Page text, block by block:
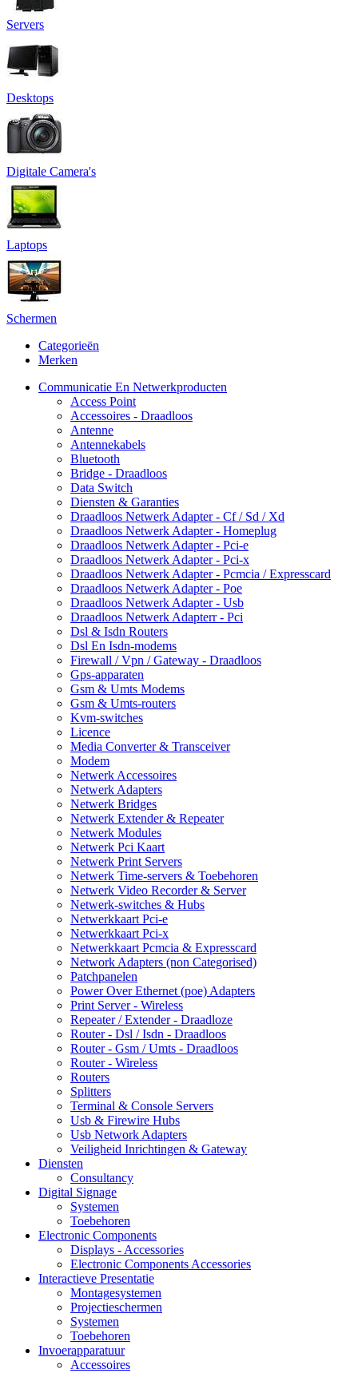
Servers
Desktops
Digitale Camera's
Laptops
Schermen
Categorieën
Merken
Communicatie En Netwerkproducten
Access Point
Accessoires - Draadloos
Antenne
Antennekabels
Bluetooth
Bridge - Draadloos
Data Switch
Diensten & Garanties
Draadloos Netwerk Adapter - Cf / Sd / Xd
Draadloos Netwerk Adapter - Homeplug
Draadloos Netwerk Adapter - Pci-e
Draadloos Netwerk Adapter - Pci-x
Draadloos Netwerk Adapter - Pcmcia / Expresscard
Draadloos Netwerk Adapter - Poe
Draadloos Netwerk Adapter - Usb
Draadloos Netwerk Adapterr - Pci
Dsl & Isdn Routers
Dsl En Isdn-modems
Firewall / Vpn / Gateway - Draadloos
Gps-apparaten
Gsm & Umts Modems
Gsm & Umts-routers
Kvm-switches
Licence
Media Converter & Transceiver
Modem
Netwerk Accessoires
Netwerk Adapters
Netwerk Bridges
Netwerk Extender & Repeater
Netwerk Modules
Netwerk Pci Kaart
Netwerk Print Servers
Netwerk Time-servers & Toebehoren
Netwerk Video Recorder & Server
Netwerk-switches & Hubs
Netwerkkaart Pci-e
Netwerkkaart Pci-x
Netwerkkaart Pcmcia & Expresscard
Network Adapters (non Categorised)
Patchpanelen
Power Over Ethernet (poe) Adapters
Print Server - Wireless
Repeater / Extender - Draadloze
Router - Dsl / Isdn - Draadloos
Router - Gsm / Umts - Draadloos
Router - Wireless
Routers
Splitters
Terminal & Console Servers
Usb & Firewire Hubs
Usb Network Adapters
Veiligheid Inrichtingen & Gateway
Diensten
Consultancy
Digital Signage
Systemen
Toebehoren
Electronic Components
Displays - Accessories
Electronic Components Accessories
Interactieve Presentatie
Montagesystemen
Projectieschermen
Systemen
Toebehoren
Invoerapparatuur
Accessoires